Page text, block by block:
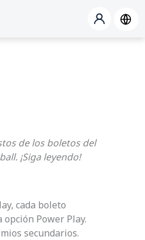
de los boletos del
¡Siga leyendo!
cada boleto
Power Play.
secundarios.